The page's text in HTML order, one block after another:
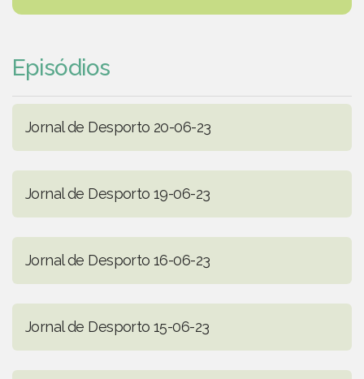
Episódios
Jornal de Desporto 20-06-23
Jornal de Desporto 19-06-23
Jornal de Desporto 16-06-23
Jornal de Desporto 15-06-23